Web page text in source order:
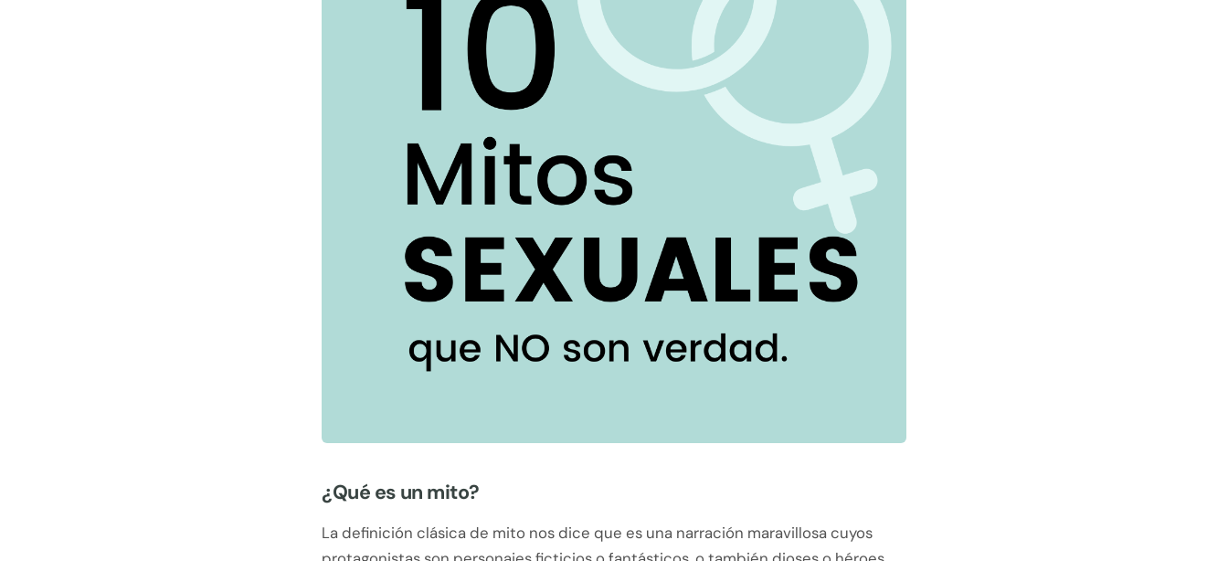
¿Qué es un mito?
La definición clásica de mito nos dice que es una narración maravillosa cuyos